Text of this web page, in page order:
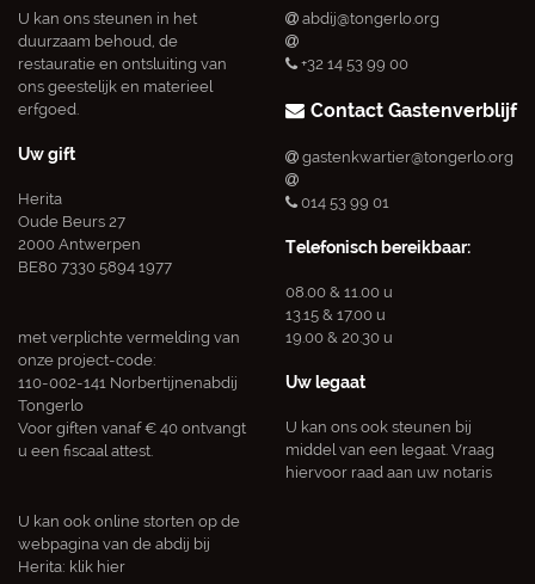
U kan ons steunen in het
duurzaam behoud, de
restauratie en ontsluiting van
ons geestelijk en materieel
erfgoed.
Uw gift
Herita
Oude Beurs 27
2000 Antwerpen
BE80 7330 5894 1977
met verplichte vermelding van
onze project-code:
110-002-141 Norbertijnenabdij
Tongerlo
Voor giften vanaf € 40 ontvangt
u een fiscaal attest.
U kan ook online storten op de
webpagina van de abdij bij
Herita: klik hier
abdij@tongerlo.org
+32 14 53 99 00
Contact Gastenverblijf
gastenkwartier@tongerlo.org
014 53 99 01
Telefonisch bereikbaar:
08.00 & 11.00 u
13.15 & 17.00 u
19.00 & 20.30 u
Uw legaat
U kan ons ook steunen bij
middel van een legaat. Vraag
hiervoor raad aan uw notaris